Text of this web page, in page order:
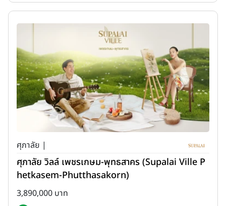
ศุภาลัย |
ศุภาลัย วิลล์ เพชรเกษม-พุทธสาคร (Supalai Ville P
hetkasem-Phutthasakorn)
3,890,000 บาท